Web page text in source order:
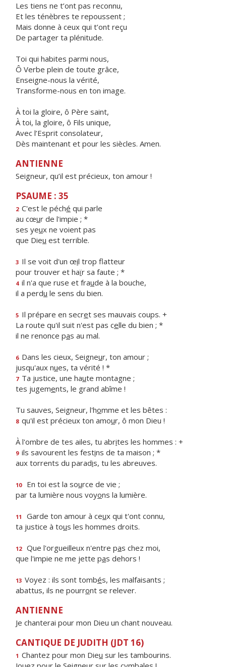
Les tiens ne t’ont pas reconnu,
Et les ténèbres te repoussent ;
Mais donne à ceux qui t’ont reçu
De partager ta plénitude.
Toi qui habites parmi nous,
Ô Verbe plein de toute grâce,
Enseigne-nous la vérité,
Transforme-nous en ton image.
À toi la gloire, ô Père saint,
À toi, la gloire, ô Fils unique,
Avec l’Esprit consolateur,
Dès maintenant et pour les siècles. Amen.
ANTIENNE
Seigneur, qu’il est précieux, ton amour !
PSAUME : 35
2 C'est le péché qui parle
au cœur de l'impie ; *
ses yeux ne voient pas
que Dieu est terrible.
3 Il se voit d'un œil trop flatteur
pour trouver et haïr sa faute ; *
4 il n'a que ruse et fraude à la bouche,
il a perdu le sens du bien.
5 Il prépare en secret ses mauvais coups. +
La route qu'il suit n'est pas celle du bien ; *
il ne renonce pas au mal.
6 Dans les cieux, Seigneur, ton amour ;
jusqu'aux nues, ta vérité ! *
7 Ta justice, une haute montagne ;
tes jugements, le grand abîme !
Tu sauves, Seigneur, l'homme et les bêtes :
8 qu'il est précieux ton amour, ô mon Dieu !
À l'ombre de tes ailes, tu abrites les hommes : +
9 ils savourent les festins de ta maison ; *
aux torrents du paradis, tu les abreuves.
10 En toi est la source de vie ;
par ta lumière nous voyons la lumière.
11 Garde ton amour à ceux qui t'ont connu,
ta justice à tous les hommes droits.
12 Que l'orgueilleux n'entre pas chez moi,
que l'impie ne me jette pas dehors !
13 Voyez : ils sont tombés, les malfaisants ;
abattus, ils ne pourront se relever.
ANTIENNE
Je chanterai pour mon Dieu un chant nouveau.
CANTIQUE DE JUDITH (JDT 16)
1 Chantez pour mon Dieu sur les tambourins.